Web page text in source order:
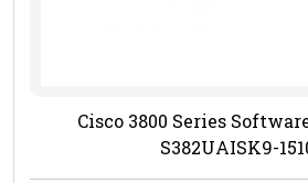
Cisco 3800 Series
S382UAISK9-